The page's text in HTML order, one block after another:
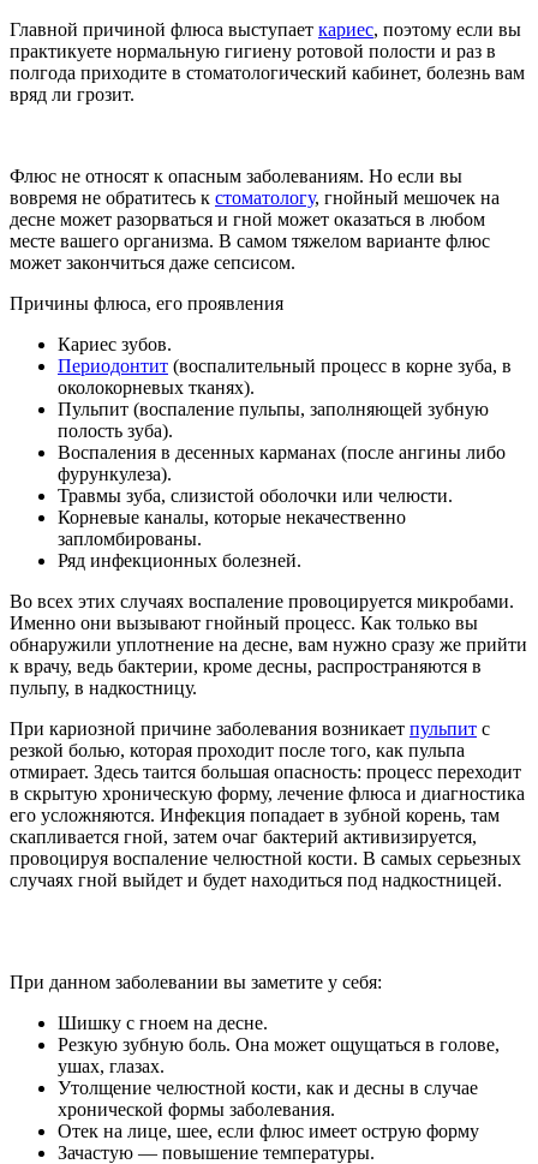
Главной причиной флюса выступает кариес, поэтому если вы
практикуете нормальную гигиену ротовой полости и раз в
полгода приходите в стоматологический кабинет, болезнь вам
вряд ли грозит.
Флюс не относят к опасным заболеваниям. Но если вы
вовремя не обратитесь к стоматологу, гнойный мешочек на
десне может разорваться и гной может оказаться в любом
месте вашего организма. В самом тяжелом варианте флюс
может закончиться даже сепсисом.
Причины флюса, его проявления
Кариес зубов.
Периодонтит (воспалительный процесс в корне зуба, в
околокорневых тканях).
Пульпит (воспаление пульпы, заполняющей зубную
полость зуба).
Воспаления в десенных карманах (после ангины либо
фурункулеза).
Травмы зуба, слизистой оболочки или челюсти.
Корневые каналы, которые некачественно
запломбированы.
Ряд инфекционных болезней.
Во всех этих случаях воспаление провоцируется микробами.
Именно они вызывают гнойный процесс. Как только вы
обнаружили уплотнение на десне, вам нужно сразу же прийти
к врачу, ведь бактерии, кроме десны, распространяются в
пульпу, в надкостницу.
При кариозной причине заболевания возникает пульпит с
резкой болью, которая проходит после того, как пульпа
отмирает. Здесь таится большая опасность: процесс переходит
в скрытую хроническую форму, лечение флюса и диагностика
его усложняются. Инфекция попадает в зубной корень, там
скапливается гной, затем очаг бактерий активизируется,
провоцируя воспаление челюстной кости. В самых серьезных
случаях гной выйдет и будет находиться под надкостницей.
При данном заболевании вы заметите у себя:
Шишку с гноем на десне.
Резкую зубную боль. Она может ощущаться в голове,
ушах, глазах.
Утолщение челюстной кости, как и десны в случае
хронической формы заболевания.
Отек на лице, шее, если флюс имеет острую форму
Зачастую — повышение температуры.